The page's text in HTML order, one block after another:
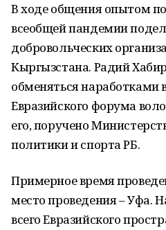
В ходе общения опытом
всеобщей пандемии
добровольческих
Кыргызстана. Радий
обменяться наработками
Евразийского форума
его, поручено
политики и спорта РБ.
Примерное время
место проведения – Уфа.
всего Евразийского